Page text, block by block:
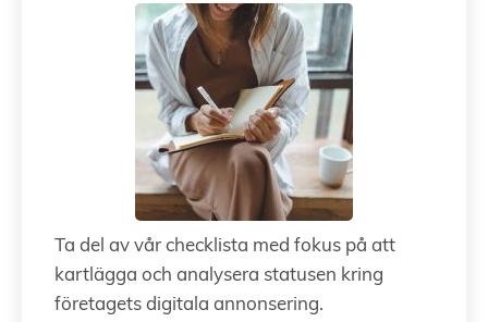
Ta del av vår checklista med fokus på att
kartlägga och analysera statusen kring
företagets digitala annonsering.